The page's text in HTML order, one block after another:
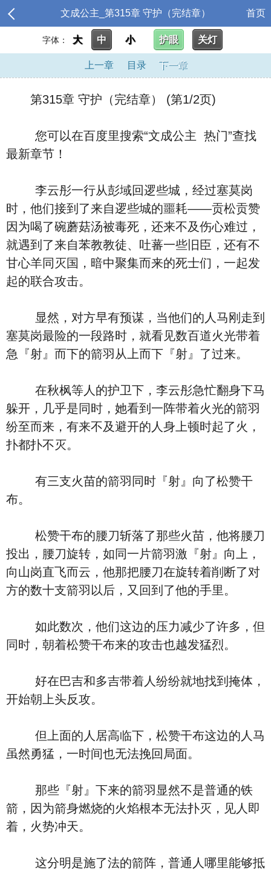
文成公主_第315章 守护（完结章） 首页
字体： 大 中 小 护眼 关灯
上一章 目录 下一章
第315章 守护（完结章） (第1/2页)
您可以在百度里搜索“文成公主 热门”查找
最新章节！
李云彤一行从彭域回逻些城，经过塞莫岗
时，他们接到了来自逻些城的噩耗——贡松贡赞
因为喝了碗蘑菇汤被毒死，还来不及伤心难过，
就遇到了来自苯教教徒、吐蕃一些旧臣，还有不
甘心羊同灭国，暗中聚集而来的死士们，一起发
起的联合攻击。
显然，对方早有预谋，当他们的人马刚走到
塞莫岗最险的一段路时，就看见数百道火光带着
急『射』而下的箭羽从上而下『射』了过来。
在秋枫等人的护卫下，李云彤急忙翻身下马
躲开，几乎是同时，她看到一阵带着火光的箭羽
纷至而来，有来不及避开的人身上顿时起了火，
扑都扑不灭。
有三支火苗的箭羽同时『射』向了松赞干
布。
松赞干布的腰刀斩落了那些火苗，他将腰刀
投出，腰刀旋转，如同一片箭羽激『射』向上，
向山岗直飞而云，他那把腰刀在旋转着削断了对
方的数十支箭羽以后，又回到了他的手里。
如此数次，他们这边的压力减少了许多，但
同时，朝着松赞干布来的攻击也越发猛烈。
好在巴吉和多吉带着人纷纷就地找到掩体，
开始朝上头反攻。
但上面的人居高临下，松赞干布这边的人马
虽然勇猛，一时间也无法挽回局面。
那些『射』下来的箭羽显然不是普通的铁
箭，因为箭身燃烧的火焰根本无法扑灭，见人即
着，火势冲天。
这分明是施了法的箭阵，普通人哪里能够抵